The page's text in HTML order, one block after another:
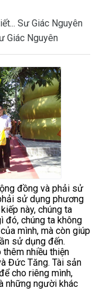
Sư Giác Nguyên
Giác Nguyên
đồng và phải sử
sử dụng phương
này, chúng ta
đó, chúng ta không
mình, mà còn giúp
sử dụng đến.
thêm nhiều thiện
Đức Tăng. Tài sản
cho riêng mình,
những người khác